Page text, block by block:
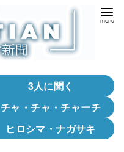
3人に聞く
チャ・チャ・チャーチ
ヒロシマ・ナガサキ